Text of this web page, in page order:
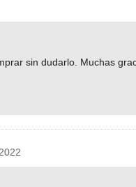
sin dudarlo. Muchas